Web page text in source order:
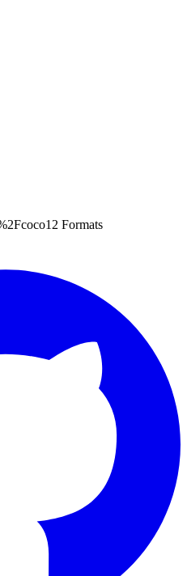
Formats